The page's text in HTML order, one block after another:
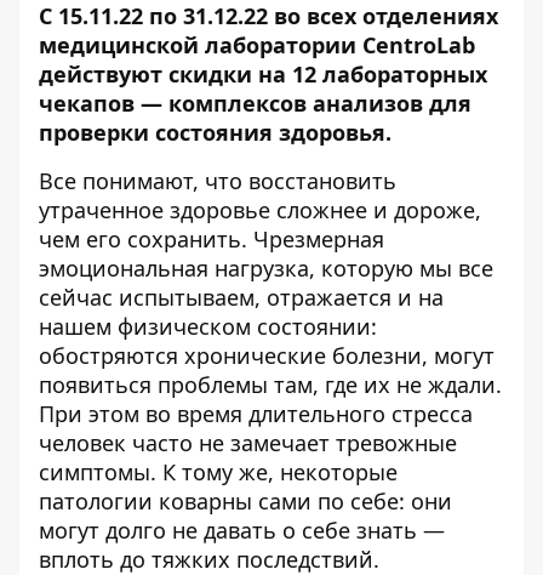
С 15.11.22 по 31.12.22 во всех отделениях
медицинской лаборатории CentroLab
действуют скидки на 12 лабораторных
чекапов — комплексов анализов для
проверки состояния здоровья.
Все понимают, что восстановить
утраченное здоровье сложнее и дороже,
чем его сохранить. Чрезмерная
эмоциональная нагрузка, которую мы все
сейчас испытываем, отражается и на
нашем физическом состоянии:
обостряются хронические болезни, могут
появиться проблемы там, где их не ждали.
При этом во время длительного стресса
человек часто не замечает тревожные
симптомы. К тому же, некоторые
патологии коварны сами по себе: они
могут долго не давать о себе знать —
вплоть до тяжких последствий.